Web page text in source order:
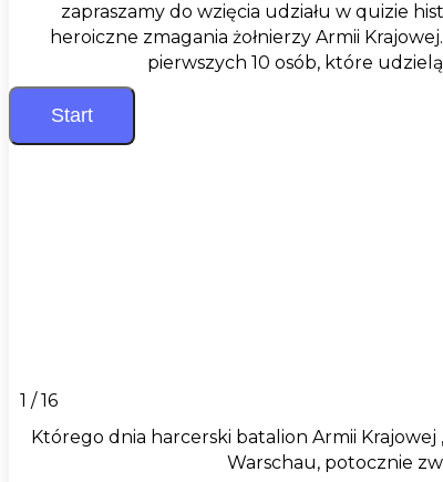
zapraszamy do wzięcia udziału w quizie
heroiczne zmagania żołnierzy Armii
pierwszych 10 osób, które
1 / 16
Którego dnia harcerski batalion Armii Krajowej
Warschau, potocznie